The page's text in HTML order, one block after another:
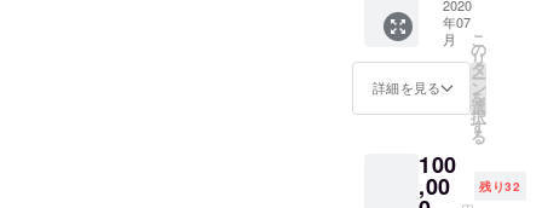
支援時
にそれ
ぞれの
のサイ
ズをお
い。
※2020
くださ
い。 パ
パママ
は
S/M/L/X
イズは
100/120
有効期
限：チ
ケット
はお受
け取り
れるイ
ベント
切券を
ご用意
しまし
た。
(10/31
退店の
ため）
の忘年
会や新
年会、
2020
年07
月
詳細を見る
こ
の
リ
タ
ー
ン
を
選
択
す
る
100
,00 残り32